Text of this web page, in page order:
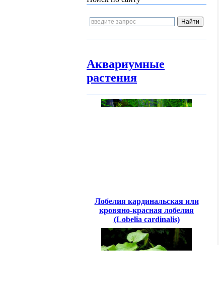
Аквариумные
растения
Лобелия кардинальская или
кровяно-красная лобелия
(Lobelia cardinalis)